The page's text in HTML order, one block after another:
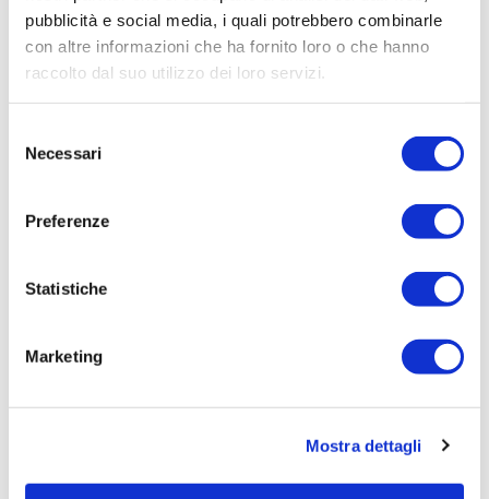
pubblicità e social media, i quali potrebbero combinarle
con altre informazioni che ha fornito loro o che hanno
raccolto dal suo utilizzo dei loro servizi.
delNecessari
Preferenze
Statistiche
Marketing
Mostra dettagli
MARI E MAZZAROLI (00516910320), G E S
COSTRUZIONI (01835030303), HYDRA TECH
SNC (01046920318), C.E.V. (01571070273),
Generale Aziendale (art.238 comma 7 D.Lgs.
Aggiudicatario Nome:
Importo Aggiudicazione:
Tempi di completamento: